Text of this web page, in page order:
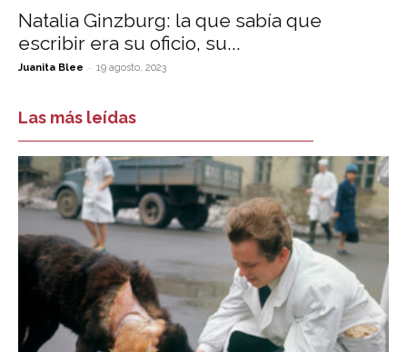
Natalia Ginzburg: la que sabía que
escribir era su oficio, su...
Juanita Blee - 19 agosto, 2023
Las más leídas